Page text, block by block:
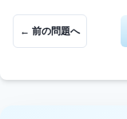
← 前の問題へ